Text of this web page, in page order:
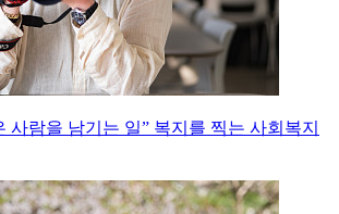
사람을 남기는 일” 복지를 찍는 사회복지